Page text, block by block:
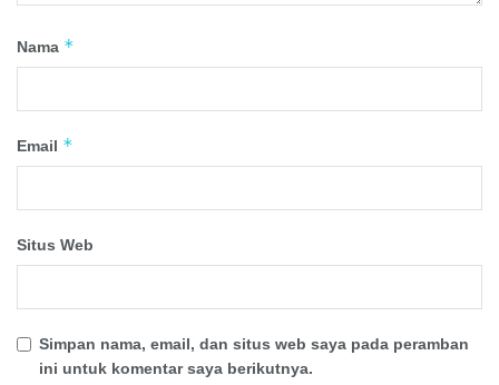
Nama *
Email *
Situs Web
Simpan nama, email, dan situs web saya pada peramban
ini untuk komentar saya berikutnya.